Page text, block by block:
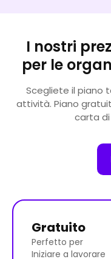
I nostri
per le
Scegliete il piano
attività. Piano
carta di
Gratuito
Perfetto per
Iniziare a lavorare